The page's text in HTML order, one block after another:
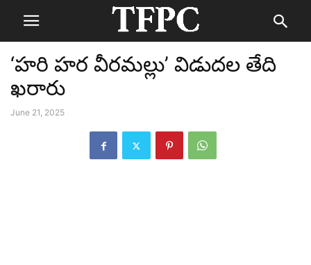
‘హరి హర వీరమల్లు’ విడుదల తేది
ఖరారు
June 21, 2025